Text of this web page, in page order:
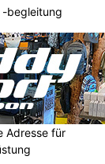
-begleitung
Adresse für